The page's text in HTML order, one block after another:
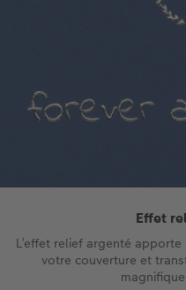
Effet
L’effet relief argenté
votre couverture et